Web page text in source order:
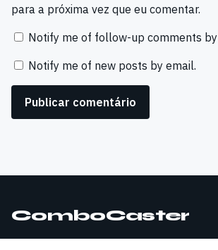
para a próxima vez que eu comentar.
Notify me of follow-up comments
Notify me of new posts by email.
ComboCaster